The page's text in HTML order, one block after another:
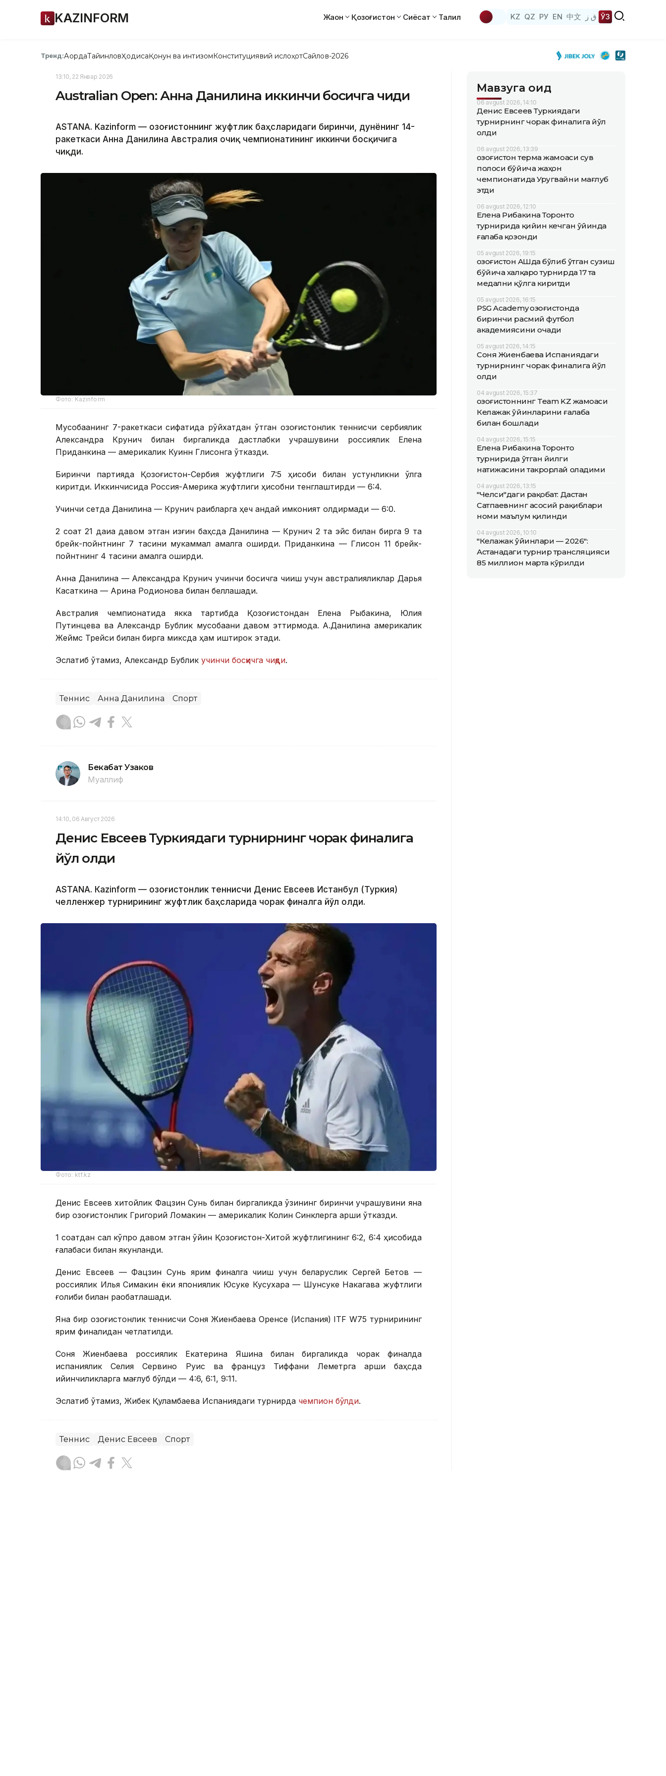
KAZINFORM Жаҳон Қозоғистон Сиёсат Таҳлил KZ QZ РУ EN 中文 ق ز ЎЗ
Тренд:АқордаТайинловҲодисаҚонун ва интизомКонституциявий ислоҳотСайлов-2026
13:10, 22 Январ 2026
Australian Open: Анна Данилина иккинчи босқичга чиқди
АSTANА. Kazinform — Қозоғистоннинг жуфтлик баҳсларидаги биринчи, дунёнинг 14-
ракеткаси Анна Данилина Австралия очиқ чемпионатининг иккинчи босқичига
чиқди.
Фото: Kazinform
Мусобақанинг 7-ракеткаси сифатида рўйхатдан ўтган қозоғистонлик теннисчи сербиялик
Александра Крунич билан биргаликда дастлабки учрашувини россиялик Елена
Приданкина — америкалик Куинн Глисонга ўтказди.
Биринчи партияда Қозоғистон-Сербия жуфтлиги 7:5 ҳисоби билан устунликни қўлга
киритди. Иккинчисида Россия-Америка жуфтлиги ҳисобни тенглаштирди — 6:4.
Учинчи сетда Данилина — Крунич рақибларга ҳеч қандай имконият қолдирмади — 6:0.
2 соат 21 дақиқа давом этган қизғин баҳсда Данилина — Крунич 2 та эйс билан бирга 9 та
брейк-пойнтнинг 7 тасини мукаммал амалга оширди. Приданкина — Глисон 11 брейк-
пойнтнинг 4 тасини амалга оширди.
Анна Данилина — Александра Крунич учинчи босқичга чиқиш учун австралияликлар Дарья
Касаткина — Арина Родионова билан беллашади.
Австралия чемпионатида якка тартибда Қозоғистондан Елена Рыбакина, Юлия
Путинцева ва Александр Бублик мусобақани давом эттирмоқда. А.Данилина америкалик
Жеймс Трейси билан бирга миксда ҳам иштирок этади.
Эслатиб ўтамиз, Александр Бублик учинчи босқичга чиқди.
Теннис Анна Данилина Спорт
Бекабат Узаков
Муаллиф
14:10, 06 Август 2026
Денис Евсеев Туркиядаги турнирнинг чорак финалига
йўл олди
ASTANА. Кazinform — Қозоғистонлик теннисчи Денис Евсеев Истанбул (Туркия)
челленжер турнирининг жуфтлик баҳсларида чорак финалга йўл олди.
Фото: ktf.kz
Денис Евсеев хитойлик Фацзин Сунь билан биргаликда ўзининг биринчи учрашувини яна
бир қозоғистонлик Григорий Ломакин — америкалик Колин Синклерга қарши ўтказди.
1 соатдан сал кўпроқ давом этган ўйин Қозоғистон-Хитой жуфтлигининг 6:2, 6:4 ҳисобида
ғалабаси билан якунланди.
Денис Евсеев — Фацзин Сунь ярим финалга чиқиш учун беларуслик Сергей Бетов —
россиялик Илья Симакин ёки япониялик Юсуке Кусухара — Шунсуке Накагава жуфтлиги
ғолиби билан рақобатлашади.
Яна бир қозоғистонлик теннисчи Соня Жиенбаева Оренсе (Испания) ITF W75 турнирининг
ярим финалидан четлатилди.
Соня Жиенбаева россиялик Екатерина Яшина билан биргаликда чорак финалда
испаниялик Селия Сервино Руис ва француз Тиффани Леметрга қарши баҳсда
қийинчиликларга мағлуб бўлди — 4:6, 6:1, 9:11.
Эслатиб ўтамиз, Жибек Қуламбаева Испаниядаги турнирда чемпион бўлди.
Теннис Денис Евсеев Спорт
Мавзуга оид
06 avgust 2026, 14:10
Денис Евсеев Туркиядаги
турнирнинг чорак финалига йўл
олди
06 avgust 2026, 13:39
Қозоғистон терма жамоаси сув
полоси бўйича жаҳон
чемпионатида Уругвайни мағлуб
этди
06 avgust 2026, 12:10
Елена Рибакина Торонто
турнирида қийин кечган ўйинда
ғалаба қозонди
05 avgust 2026, 19:15
Қозоғистон АҚШда бўлиб ўтган сузиш
бўйича халқаро турнирда 17 та
медални қўлга киритди
05 avgust 2026, 16:15
PSG Academy Қозоғистонда
биринчи расмий футбол
академиясини очади
05 avgust 2026, 14:15
Соня Жиенбаева Испаниядаги
турнирнинг чорак финалига йўл
олди
04 avgust 2026, 15:37
Қозоғистоннинг Team KZ жамоаси
Келажак ўйинларини ғалаба
билан бошлади
04 avgust 2026, 15:15
Елена Рибакина Торонто
турнирида ўтган йилги
натижасини такрорлай оладими
04 avgust 2026, 13:15
"Челси"даги рақобат: Дастан
Сатпаевнинг асосий рақиблари
номи маълум қилинди
04 avgust 2026, 10:10
"Келажак ўйинлари — 2026":
Астанадаги турнир трансляцияси
85 миллион марта кўрилди